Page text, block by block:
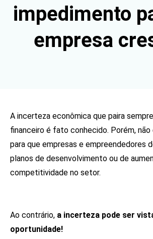
impedimento
empresa
A incerteza econômica que paira
financeiro é fato conhecido. Porém,
para que empresas e empreendedores
planos de desenvolvimento ou de
competitividade no setor.
Ao contrário, a incerteza pode ser
oportunidade!